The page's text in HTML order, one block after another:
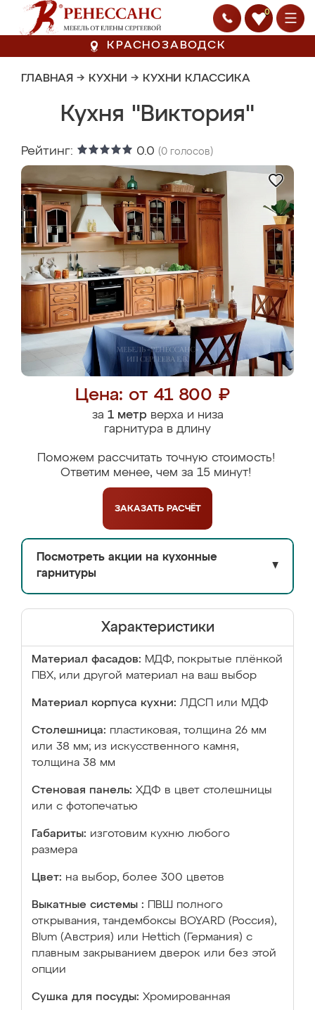
0
КРАСНОЗАВОДСК
ГЛАВНАЯ → КУХНИ → КУХНИ КЛАССИКА
Кухня "Виктория"
Рейтинг: 0.0 (0 голосов)
Цена: от 41 800 ₽
за 1 метрверха и низа
гарнитура в длину
Поможем рассчитать точную стоимость!
Ответим менее, чем за 15 минут!
ЗАКАЗАТЬ РАСЧЁТ
Посмотреть акции на кухонные
гарнитуры
▼
Характеристики
Материал фасадов: МДФ, покрытые плёнкой
ПВХ, или другой материал на ваш выбор
Материал корпуса кухни: ЛДСП или МДФ
Столешница: пластиковая, толщина 26 мм
или 38 мм; из искусственного камня,
толщина 38 мм
Стеновая панель: ХДФ в цвет столешницы
или с фотопечатью
Габариты: изготовим кухню любого
размера
Цвет: на выбор, более 300 цветов
Выкатные системы :
ПВШ полного
открывания, тандембоксы BOYARD (Россия),
Blum (Австрия) или Hettich (Германия) с
плавным закрыванием дверок или без этой
опции
Сушка для посуды: Хромированная